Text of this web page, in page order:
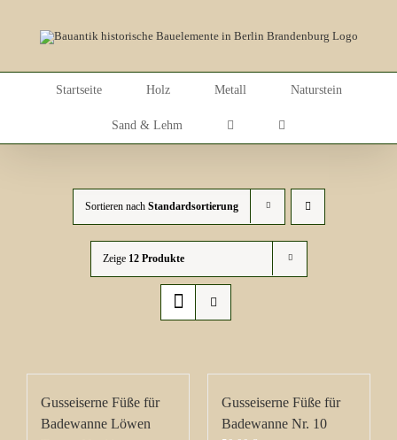
Startseite Holz Metall Naturstein
Sand & Lehm
Sortieren nach Standardsortierung
Zeige 12 Produkte
Gusseiserne Füße für
Badewanne Löwen
Gusseiserne Füße für
Badewanne Nr. 10